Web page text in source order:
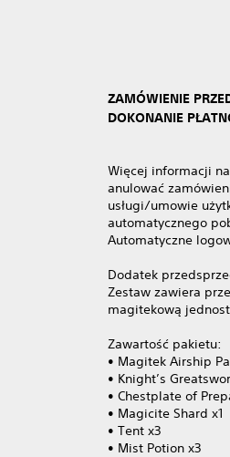
ZAMÓWIENIE
DOKONANIE
Więcej informacji
anulować
usługi/umowie
automatycznego
Automatyczne
Dodatek
Zestaw zawiera
magitekową
Zawartość pakietu:
• Magitek Airship
• Knight’s
• Chestplate of
• Magicite Shard x1
• Tent x3
• Mist Potion x3